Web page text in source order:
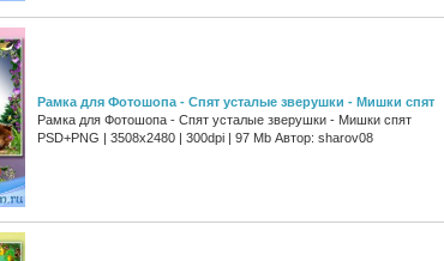
Рамка для Фотошопа - Спят усталые зверушки - Мишки спят
Рамка для Фотошопа - Спят усталые зверушки - Мишки спят
PSD+PNG | 3508x2480 | 300dpi | 97 Mb Автор: sharov08